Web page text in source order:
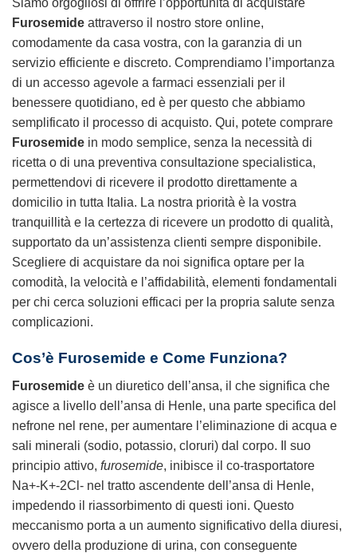
Siamo orgogliosi di offrire l’opportunità di acquistare
Furosemide attraverso il nostro store online,
comodamente da casa vostra, con la garanzia di un
servizio efficiente e discreto. Comprendiamo l’importanza
di un accesso agevole a farmaci essenziali per il
benessere quotidiano, ed è per questo che abbiamo
semplificato il processo di acquisto. Qui, potete comprare
Furosemide in modo semplice, senza la necessità di
ricetta o di una preventiva consultazione specialistica,
permettendovi di ricevere il prodotto direttamente a
domicilio in tutta Italia. La nostra priorità è la vostra
tranquillità e la certezza di ricevere un prodotto di qualità,
supportato da un’assistenza clienti sempre disponibile.
Scegliere di acquistare da noi significa optare per la
comodità, la velocità e l’affidabilità, elementi fondamentali
per chi cerca soluzioni efficaci per la propria salute senza
complicazioni.
Cos’è Furosemide e Come Funziona?
Furosemide è un diuretico dell’ansa, il che significa che
agisce a livello dell’ansa di Henle, una parte specifica del
nefrone nel rene, per aumentare l’eliminazione di acqua e
sali minerali (sodio, potassio, cloruri) dal corpo. Il suo
principio attivo, furosemide, inibisce il co-trasportatore
Na+-K+-2Cl- nel tratto ascendente dell’ansa di Henle,
impedendo il riassorbimento di questi ioni. Questo
meccanismo porta a un aumento significativo della diuresi,
ovvero della produzione di urina, con conseguente